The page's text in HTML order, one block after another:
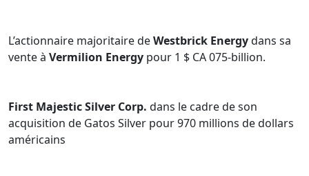
L’actionnaire majoritaire deWestbrick Energydans sa
vente à Vermilion Energy pour 1 $ CA 075-billion.
First Majestic Silver Corp. dans le cadre de son
acquisition de Gatos Silver pour 970 millions de dollars
américains